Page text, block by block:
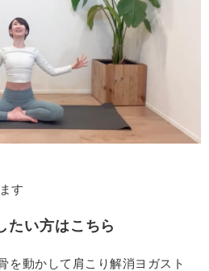
す
たい方はこちら
を動かして肩こり解消ヨガスト